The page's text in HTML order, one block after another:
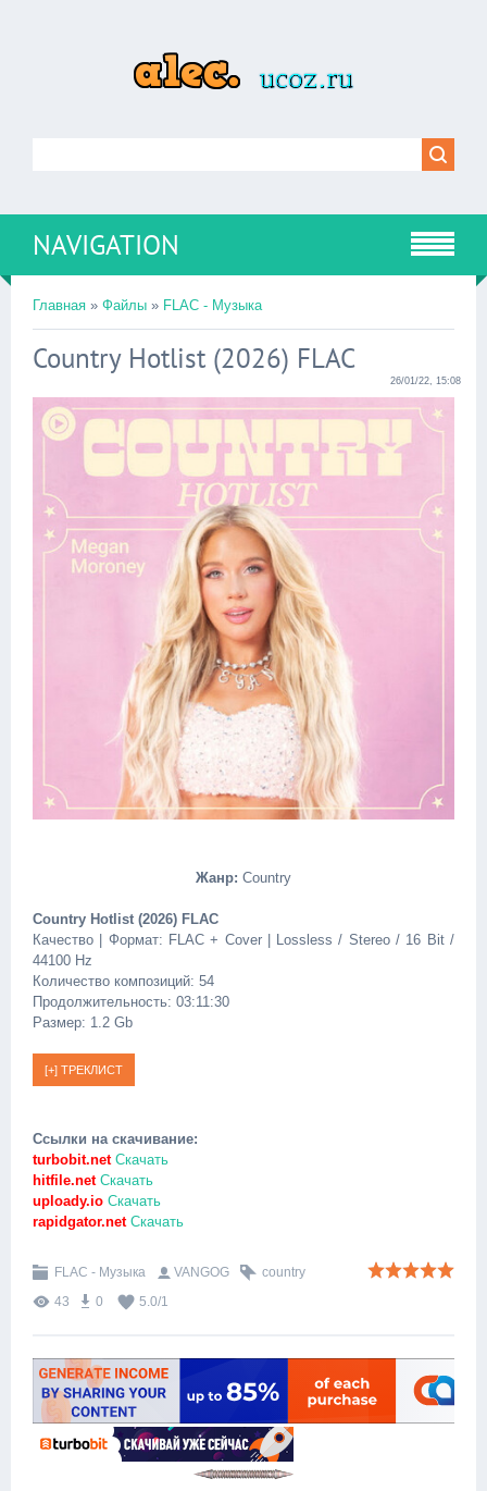
NAVIGATION
Главная » Файлы » FLAC - Музыка
Country Hotlist (2026) FLAC
26/01/22, 15:08
Жанр: Country
Country Hotlist (2026) FLAC
Качество | Формат: FLAC + Cover | Lossless / Stereo / 16 Bit /
44100 Hz
Количество композиций: 54
Продолжительность: 03:11:30
Размер: 1.2 Gb
Ссылки на скачивание:
turbobit.netСкачать
hitfile.netСкачать
uploady.io Скачать
rapidgator.netСкачать
FLAC - Музыка VANGOG
country
43
0 5.0/1